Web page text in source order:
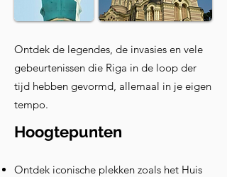
Ontdek de legendes, de invasies en vele
gebeurtenissen die Riga in de loop der
tijd hebben gevormd, allemaal in je eigen
tempo.
Hoogtepunten
Ontdek iconische plekken zoals het Huis